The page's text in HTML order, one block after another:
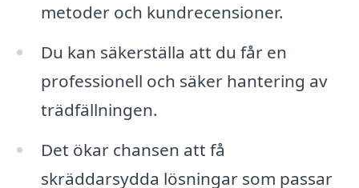
metoder och kundrecensioner.
Du kan säkerställa att du får en
professionell och säker hantering av
trädfällningen.
Det ökar chansen att få
skräddarsydda lösningar som passar